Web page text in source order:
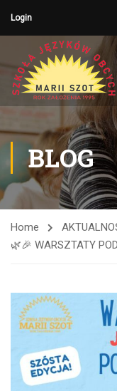
Login
BLOG
Home
🌿🎉 WARSZTATY